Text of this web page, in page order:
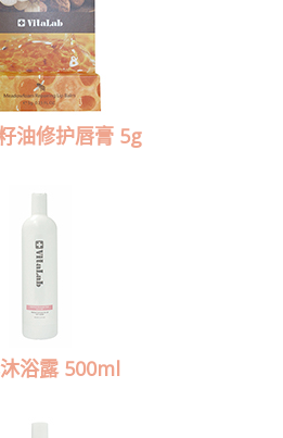
油修护唇膏 5g
浴露 500ml